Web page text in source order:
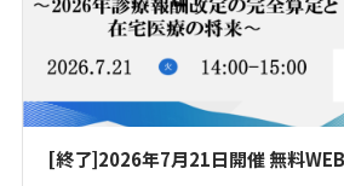
[終了]2026年7月21日開催 無料